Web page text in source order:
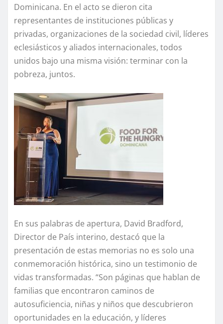
Dominicana. En el acto se dieron cita
representantes de instituciones públicas y
privadas, organizaciones de la sociedad civil, líderes
eclesiásticos y aliados internacionales, todos
unidos bajo una misma visión: terminar con la
pobreza, juntos.
En sus palabras de apertura, David Bradford,
Director de País interino, destacó que la
presentación de estas memorias no es solo una
conmemoración histórica, sino un testimonio de
vidas transformadas. “Son páginas que hablan de
familias que encontraron caminos de
autosuficiencia, niñas y niños que descubrieron
oportunidades en la educación, y líderes